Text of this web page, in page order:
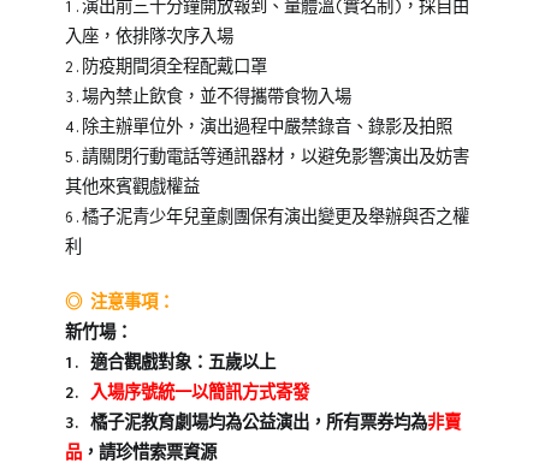
1.演出前三十分鐘開放報到、量體溫(實名制)，採自由
入座，依排隊次序入場
2.防疫期間須全程配戴口罩
3.場內禁止飲食，並不得攜帶食物入場
4.除主辦單位外，演出過程中嚴禁錄音、錄影及拍照
5.請關閉行動電話等通訊器材，以避免影響演出及妨害
其他來賓觀戲權益
6.橘子泥青少年兒童劇團保有演出變更及舉辦與否之權
利
◎ 注意事項：
新竹場：
1. 適合觀戲對象：五歲以上
2.
入場序號統一以簡訊方式寄發
3. 橘子泥教育劇場均為公益演出，所有票券均為非賣
品，請珍惜索票資源